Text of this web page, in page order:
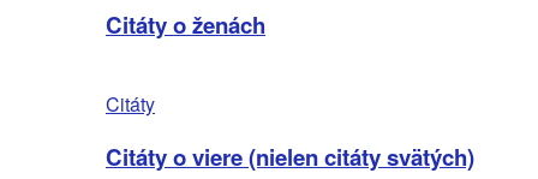
Citáty o ženách
Citáty
Citáty o viere (nielen citáty svätých)